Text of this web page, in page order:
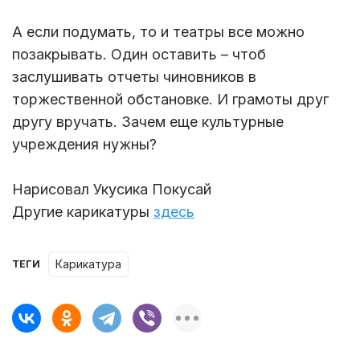
А если подумать, то и театры все можно
позакрывать. Один оставить – чтоб
заслушивать отчеты чиновников в
торжественной обстановке. И грамоты друг
другу вручать. Зачем еще культурные
учреждения нужны?
Нарисовал Укусика Покусай
Другие карикатуры здесь
ТЕГИ карикатура